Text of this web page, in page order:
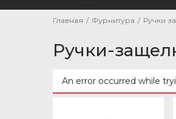
Главная / Фурнитура / Ручки
Ручки-
Сообщение об
An error occurred while